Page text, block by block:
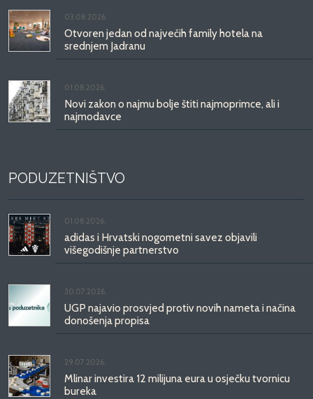
03.08.2026.
Otvoren jedan od najvećih family hotela na
srednjem Jadranu
01.08.2026.
Novi zakon o najmu bolje štiti najmoprimce, ali i
najmodavce
PODUZETNIŠTVO
01.08.2026.
adidas i Hrvatski nogometni savez objavili
višegodišnje partnerstvo
30.07.2026.
UGP najavio prosvjed protiv novih nameta i načina
donošenja propisa
29.07.2026.
Mlinar investira 12 milijuna eura u osječku tvornicu
bureka